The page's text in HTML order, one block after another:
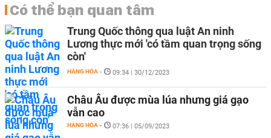
Có thể bạn quan tâm
Trung Quốc thông qua luật An ninh
Lương thực mới 'có tầm quan trọng sống
còn'
HÀNG HÓA - 09:34 | 30/12/2023
Châu Âu được mùa lúa nhưng giá gạo
vẫn cao
HÀNG HÓA - 07:36 | 05/09/2023